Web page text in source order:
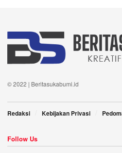
© 2022 | Beritasukabumi.id
Redaksi Kebijakan Privasi
Follow Us